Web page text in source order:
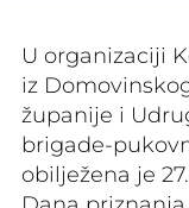
U organizaciji
iz
županije i
brigade-
obilježena je